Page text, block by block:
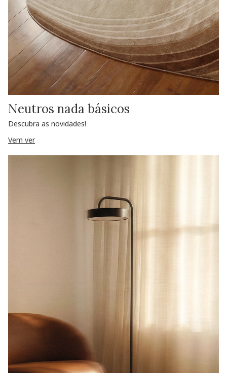
Neutros nada básicos
Descubra as novidades!
Vem ver